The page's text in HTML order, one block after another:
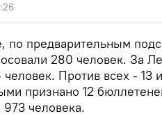
по предварительным
280 человек. За
человек. Против всех - 13
признано 12
973 человека.